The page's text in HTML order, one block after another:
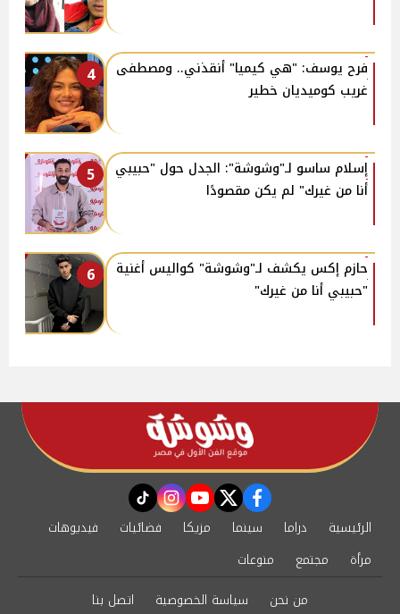
4
فرح يوسف: "هي كيميا" أنقذني.. ومصطفى
غريب كوميديان خطير
5
إسلام ساسو لـ"وشوشة": الجدل حول "حبيبي
أنا من غيرك" لم يكن مقصودًا
6
حازم إكس يكشف لـ"وشوشة" كواليس أغنية
"حبيبي أنا من غيرك"
facebook
twitter
youtube
instagram
tiktok
الرئيسية دراما سينما مزيكا فضائيات
فيديوهات
مرأة
مجتمع
منوعات
من نحن
سياسة الخصوصية اتصل بنا